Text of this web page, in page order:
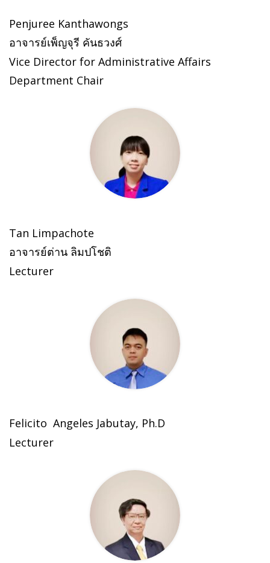
Penjuree Kanthawongs
อาจารย์เพ็ญจุรี คันธวงศ์
Vice Director for Administrative Affairs
Department Chair
Tan Limpachote
อาจารย์ต่าน ลิมปโชติ
Lecturer
Felicito Angeles Jabutay, Ph.D
Lecturer